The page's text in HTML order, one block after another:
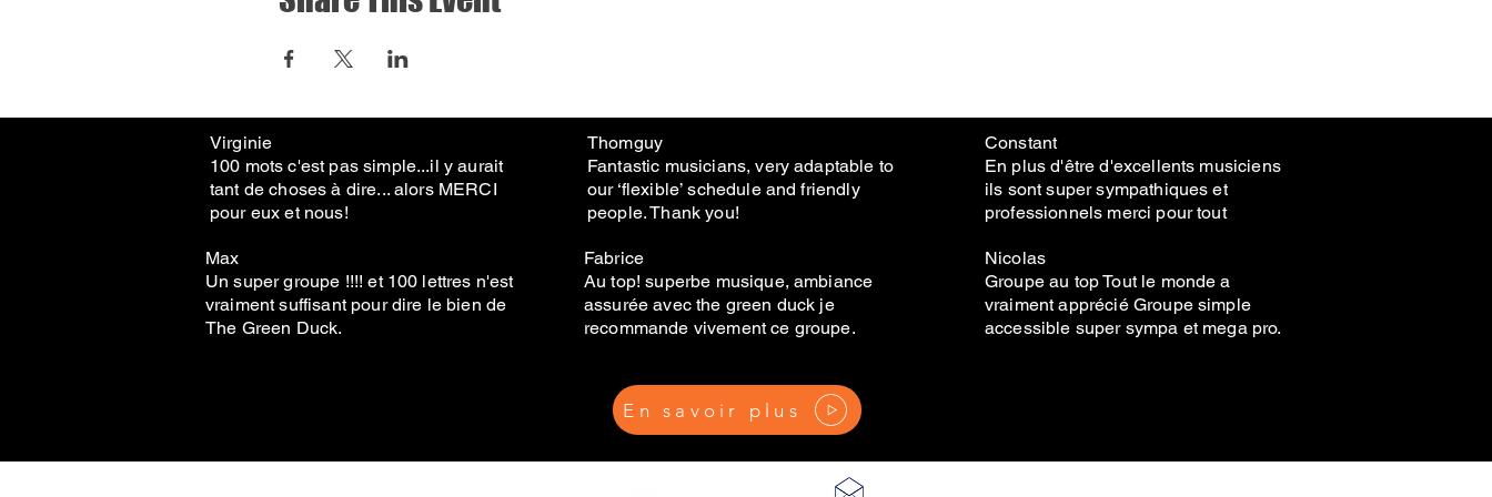
Virginie
100 mots c'est pas simple...il y aurait
tant de choses à dire... alors MERCI
pour eux et nous!
Max
Un super groupe !!!! et 100 lettres n'est
vraiment suffisant pour dire le bien de
The Green Duck.
Thomguy
Fantastic musicians, very adaptable to
our ‘flexible’ schedule and friendly
people. Thank you!
Fabrice
Au top! superbe musique, ambiance
assurée avec the green duck je
recommande vivement ce groupe.
Constant
En plus d'être d'excellents musiciens
ils sont super sympathiques et
professionnels merci pour tout
Nicolas
Groupe au top Tout le monde a
vraiment apprécié Groupe simple
accessible super sympa et mega pro.
En savoir plus